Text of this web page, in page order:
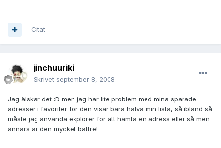
Citat
jinchuuriki
Skrivet september 8, 2008
Jag älskar det :D men jag har lite problem med mina sparade
adresser i favoriter för den visar bara halva min lista, så ibland så
måste jag använda explorer för att hämta en adress eller så men
annars är den mycket bättre!